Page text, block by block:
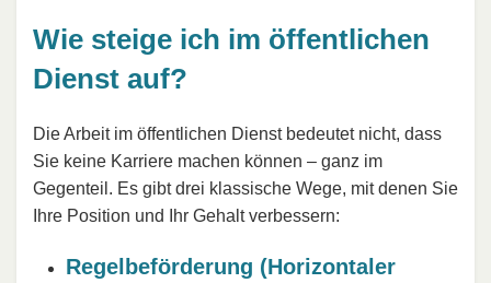
Wie steige ich im öffentlichen
Dienst auf?
Die Arbeit im öffentlichen Dienst bedeutet nicht, dass
Sie keine Karriere machen können – ganz im
Gegenteil. Es gibt drei klassische Wege, mit denen Sie
Ihre Position und Ihr Gehalt verbessern:
Regelbeförderung (Horizontaler